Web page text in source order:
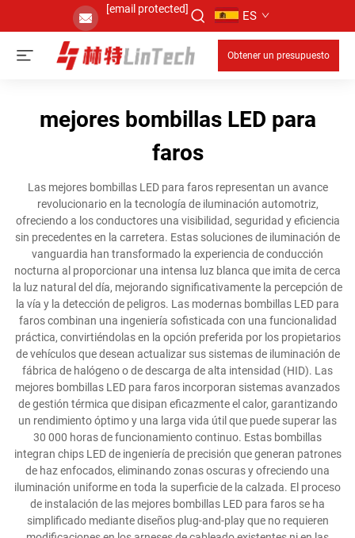
[email protected] ES
Obtener un presupuesto
mejores bombillas LED para
faros
Las mejores bombillas LED para faros representan un avance
revolucionario en la tecnología de iluminación automotriz,
ofreciendo a los conductores una visibilidad, seguridad y eficiencia
sin precedentes en la carretera. Estas soluciones de iluminación de
vanguardia han transformado la experiencia de conducción
nocturna al proporcionar una intensa luz blanca que imita de cerca
la luz natural del día, mejorando significativamente la percepción de
la vía y la detección de peligros. Las modernas bombillas LED para
faros combinan una ingeniería sofisticada con una funcionalidad
práctica, convirtiéndolas en la opción preferida por los propietarios
de vehículos que desean actualizar sus sistemas de iluminación de
fábrica de halógeno o de descarga de alta intensidad (HID). Las
mejores bombillas LED para faros incorporan sistemas avanzados
de gestión térmica que disipan eficazmente el calor, garantizando
un rendimiento óptimo y una larga vida útil que puede superar las
30 000 horas de funcionamiento continuo. Estas bombillas
integran chips LED de ingeniería de precisión que generan patrones
de haz enfocados, eliminando zonas oscuras y ofreciendo una
iluminación uniforme en toda la superficie de la calzada. El proceso
de instalación de las mejores bombillas LED para faros se ha
simplificado mediante diseños plug-and-play que no requieren